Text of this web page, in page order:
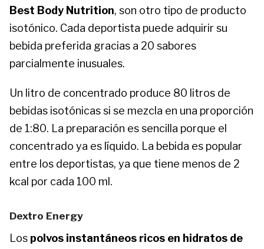
Best Body Nutrition, son otro tipo de producto
isotónico. Cada deportista puede adquirir su
bebida preferida gracias a 20 sabores
parcialmente inusuales.
Un litro de concentrado produce 80 litros de
bebidas isotónicas si se mezcla en una proporción
de 1:80. La preparación es sencilla porque el
concentrado ya es líquido. La bebida es popular
entre los deportistas, ya que tiene menos de 2
kcal por cada 100 ml.
Dextro Energy
Los polvos instantáneos ricos en hidratos de